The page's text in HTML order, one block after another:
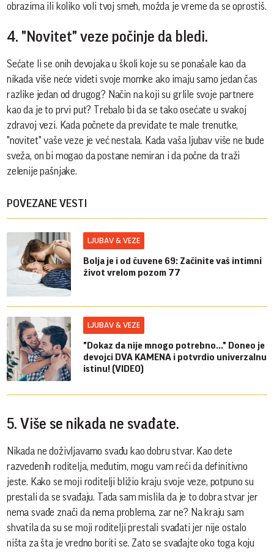
obrazima ili koliko voli tvoj smeh, možda je vreme da se oprostiš.
4. "Novitet" veze počinje da bledi.
Sećate li se onih devojaka u školi koje su se ponašale kao da
nikada više neće videti svoje momke ako imaju samo jedan čas
razlike jedan od drugog? Način na koji su grlile svoje partnere
kao da je to prvi put? Trebalo bi da se tako osećate u svakoj
zdravoj vezi. Kada počnete da previđate te male trenutke,
"novitet" vaše veze je već nestala. Kada vaša ljubav više ne bude
sveža, on bi mogao da postane nemiran i da počne da traži
zelenije pašnjake.
POVEZANE VESTI
LJUBAV & VEZE
Bolja je i od čuvene 69: Začinite vaš intimni
život vrelom pozom 77
LJUBAV & VEZE
"Dokaz da nije mnogo potrebno..." Doneo je
devojci DVA KAMENA i potvrdio univerzalnu
istinu! (VIDEO)
5. Više se nikada ne svađate.
Nikada ne doživljavamo svađu kao dobru stvar. Kao dete
razvedenih roditelja, međutim, mogu vam reći da definitivno
jeste. Kako se moji roditelji bližio kraju svoje veze, potpuno su
prestali da se svađaju. Tada sam mislila da je to dobra stvar jer
nema svađe znači da nema problema, zar ne? Na kraju sam
shvatila da su se moji roditelji prestali svađati jer nije ostalo
ništa za šta je vredno boriti se. Zato se svađajte oko toga koju